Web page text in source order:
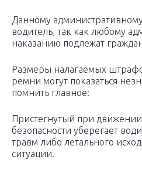
Данному
водитель, так как любому
наказанию подлежат
Размеры налагаемых
ремни могут показаться
помнить главное:
Пристегнутый при
безопасности уберегает
травм либо летального
ситуации.